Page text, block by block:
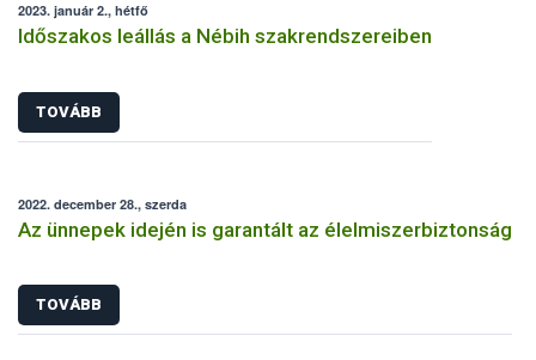
2023. január 2., hétfő
Időszakos leállás a Nébih szakrendszereiben
TOVÁBB
2022. december 28., szerda
Az ünnepek idején is garantált az élelmiszerbiztonság
TOVÁBB